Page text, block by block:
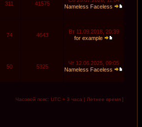
311 41575
Nameless Faceless
74 4643
Вт 11.09.2018, 20:39
for example
50 5325
Чт 12.06.2025, 09:05
Nameless Faceless
Часовой пояс: UTC + 3 часа [ Летнее время ]